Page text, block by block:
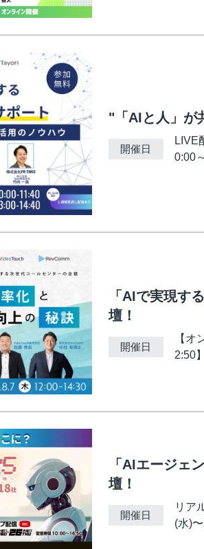
"「AIと人」が
開催日
LIVE
0:00
「AIで実現す
壇！
開催日
【オ
2:50
「AIエージェ
壇！
開催日
リア
(水)